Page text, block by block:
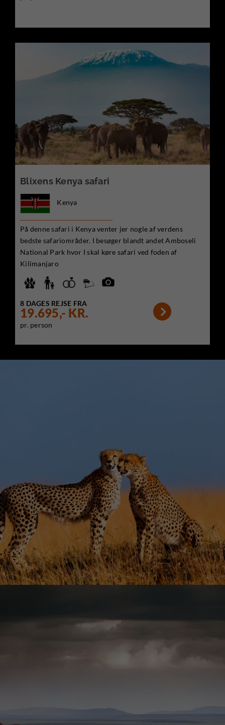
Blixens Kenya safari
Kenya
På denne safari i Kenya venter jer nogle af verdens
bedste safariområder. I besøger blandt andet Amboseli
National Park hvor I skal køre safari ved foden af
Kilimanjaro
8 DAGES REJSE FRA
19.695,- KR.
pr. person
